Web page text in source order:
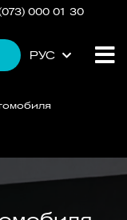
000 01 30
РУС
УКР